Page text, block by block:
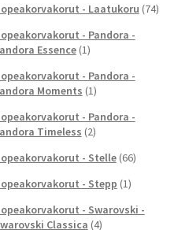
- Laatukoru (74)
- Pandora -
Essence (1)
- Pandora -
Moments (1)
- Pandora -
Timeless (2)
- Stelle (66)
- Stepp (1)
- Swarovski -
Classica (4)